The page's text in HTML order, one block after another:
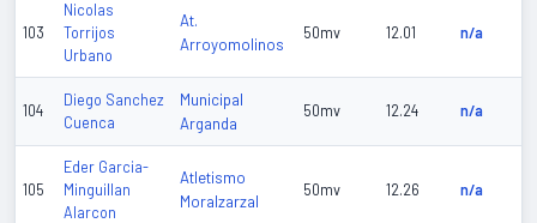
103
Nicolas
Torrijos
Urbano
At.
Arroyomolinos
50mv 12.01 n/a
104
Diego Sanchez
Cuenca
Municipal
Arganda
50mv 12.24 n/a
105
Eder Garcia-
Minguillan
Alarcon
Atletismo
Moralzarzal
50mv 12.26 n/a